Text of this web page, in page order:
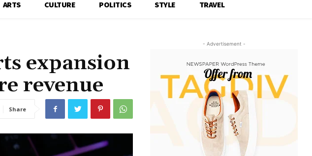
ARTS CULTURE POLITICS STYLE TRAVEL
expansion
revenue
Share
- Advertisement -